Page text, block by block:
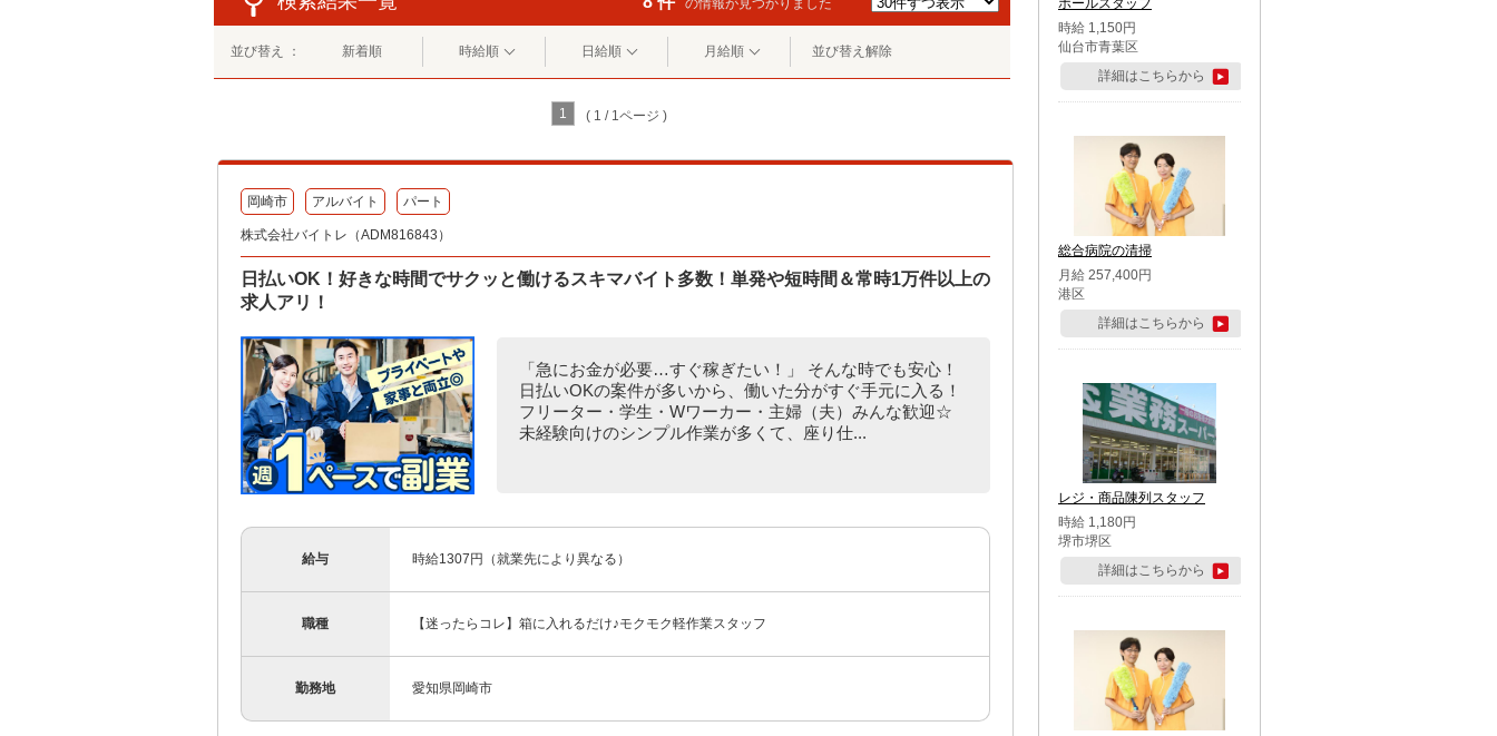
の情報が見つかりました
並び替え ： 新着順 時給順 日給順 月給順 並び替え解除
1 ( 1 / 1ページ )
岡崎市 アルバイト パート
株式会社バイトレ（ADM816843）
日払いOK！好きな時間でサクッと働けるスキマバイト多数！単発や短時間＆常時1万件以上の
求人アリ！
「急にお金が必要…すぐ稼ぎたい！」 そんな時でも安心！
日払いOKの案件が多いから、働いた分がすぐ手元に入る！
フリーター・学生・Wワーカー・主婦（夫）みんな歓迎☆
未経験向けのシンプル作業が多くて、座り仕...
給与 時給1307円（就業先により異なる）
職種 【迷ったらコレ】箱に入れるだけ♪モクモク軽作業スタッフ
勤務地 愛知県岡崎市
ホールスタッフ
時給 1,150円
仙台市青葉区
詳細はこちらから
総合病院の清掃
月給 257,400円
港区
詳細はこちらから
レジ・商品陳列スタッフ
時給 1,180円
堺市堺区
詳細はこちらから